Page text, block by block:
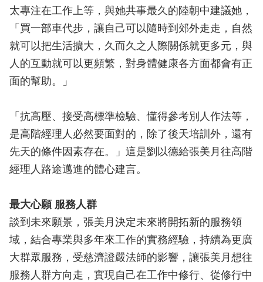
太專注在工作上等，與她共事最久的陸朝中建議她，
「買一部車代步，讓自己可以隨時到郊外走走，自然
就可以把生活擴大，久而久之人際關係就更多元，與
人的互動就可以更頻繁，對身體健康各方面都會有正
面的幫助。」
「抗高壓、接受高標準檢驗、懂得參考別人作法等，
是高階經理人必然要面對的，除了後天培訓外，還有
先天的條件因素存在。」這是劉以德給張美月往高階
經理人路途邁進的體心建言。
最大心願 服務人群
談到未來願景，張美月決定未來將開拓新的服務領
域，結合專業與多年來工作的實務經驗，持續為更廣
大群眾服務，受慈濟證嚴法師的影響，讓張美月想往
服務人群方向走，實現自己在工作中修行、從修行中